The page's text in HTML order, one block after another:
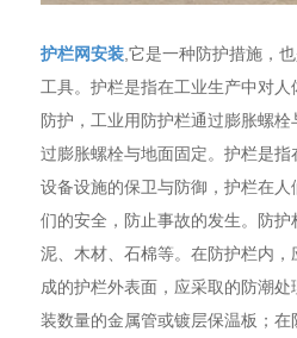
护栏网安装 ,它是一种防护措施，
工具。护栏是指在工业生产中对
防护，工业用防护栏通过膨胀螺
过膨胀螺栓与地面固定。护栏是
设备设施的保卫与防御，护栏在人
们的安全，防止事故的发生。防
泥、木材、石棉等。在防护栏内，
成的护栏外表面，应采取的防潮
装数量的金属管或镀层保温板；